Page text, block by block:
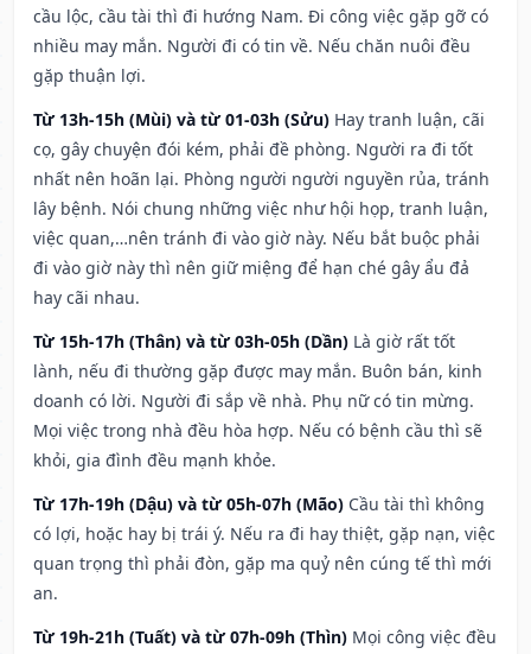
cầu lộc, cầu tài thì đi hướng Nam. Đi công việc gặp gỡ có
nhiều may mắn. Người đi có tin về. Nếu chăn nuôi đều
gặp thuận lợi.
Từ 13h-15h (Mùi) và từ 01-03h (Sửu) Hay tranh luận, cãi
cọ, gây chuyện đói kém, phải đề phòng. Người ra đi tốt
nhất nên hoãn lại. Phòng người người nguyền rủa, tránh
lây bệnh. Nói chung những việc như hội họp, tranh luận,
việc quan,…nên tránh đi vào giờ này. Nếu bắt buộc phải
đi vào giờ này thì nên giữ miệng để hạn ché gây ẩu đả
hay cãi nhau.
Từ 15h-17h (Thân) và từ 03h-05h (Dần) Là giờ rất tốt
lành, nếu đi thường gặp được may mắn. Buôn bán, kinh
doanh có lời. Người đi sắp về nhà. Phụ nữ có tin mừng.
Mọi việc trong nhà đều hòa hợp. Nếu có bệnh cầu thì sẽ
khỏi, gia đình đều mạnh khỏe.
Từ 17h-19h (Dậu) và từ 05h-07h (Mão) Cầu tài thì không
có lợi, hoặc hay bị trái ý. Nếu ra đi hay thiệt, gặp nạn, việc
quan trọng thì phải đòn, gặp ma quỷ nên cúng tế thì mới
an.
Từ 19h-21h (Tuất) và từ 07h-09h (Thìn) Mọi công việc đều